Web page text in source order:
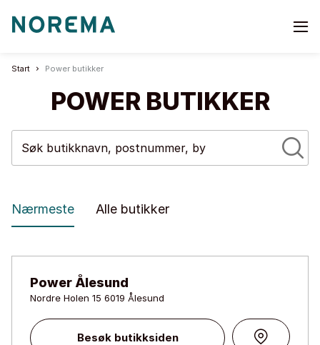
Go
page
Start Power butikker
POWER BUTIKKER
Nærmeste Alle butikker
Power Ålesund
Nordre Holen 15 6019 Ålesund
Besøk butikksiden